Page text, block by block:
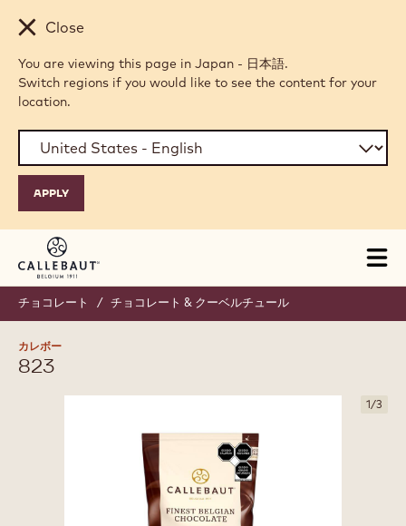
Skip to main content
Close
You are viewing this page in Japan - 日本語.
Switch regions if you would like to see the content for your
location.
チョコレート / チョコレート & クーベルチュール
カレボー
823
1/3